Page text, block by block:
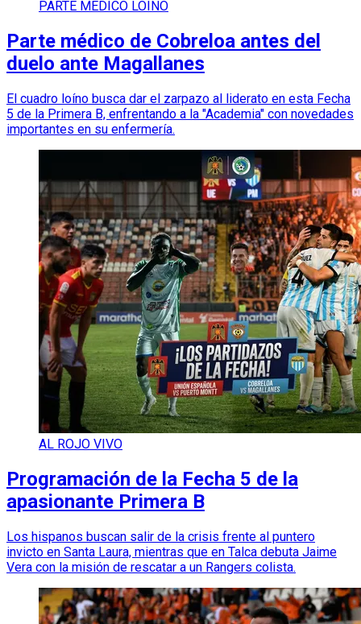
PARTE MÉDICO LOÍNO
Parte médico de Cobreloa antes del
duelo ante Magallanes
El cuadro loíno busca dar el zarpazo al liderato en esta Fecha
5 de la Primera B, enfrentando a la "Academia" con novedades
importantes en su enfermería.
AL ROJO VIVO
Programación de la Fecha 5 de la
apasionante Primera B
Los hispanos buscan salir de la crisis frente al puntero
invicto en Santa Laura, mientras que en Talca debuta Jaime
Vera con la misión de rescatar a un Rangers colista.